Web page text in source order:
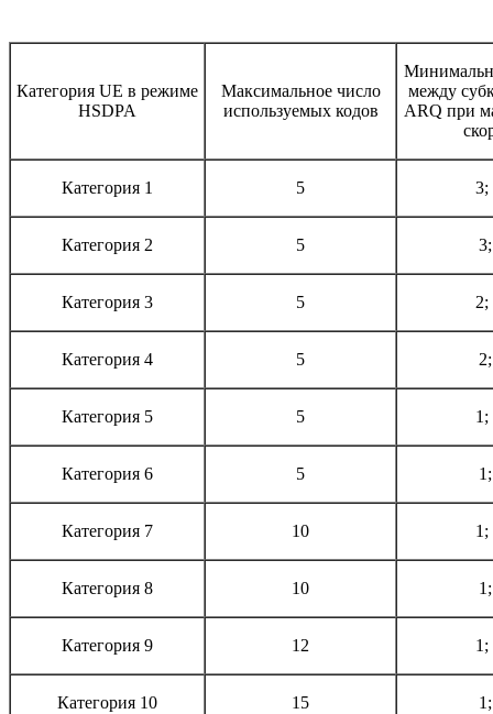
Категория UE в режиме
HSDPA
Максимальное число
используемых кодов
между
ARQ при
Категория 1 5 3;
Категория 2 5
Категория 3 5 2;
Категория 4 5
Категория 5 5 1;
Категория 6 5
Категория 7 10 1;
Категория 8 10
Категория 9 12 1;
Категория 10 15